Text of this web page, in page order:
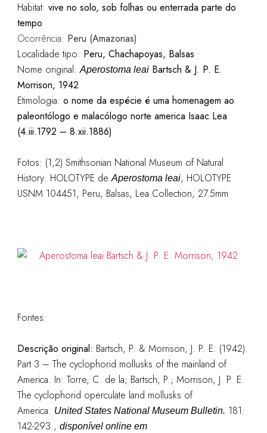
Habitat: vive no solo, sob folhas ou enterrada parte do
tempo
Ocorrência: Peru (Amazonas)
Localidade tipo: Peru, Chachapoyas, Balsas
Nome original:Aperostoma leaiBartsch & J. P. E.
Morrison, 1942
Etimologia: o nome da espécie é uma homenagem ao
paleontólogo e malacólogo norte america Isaac Lea
(4.iii.1792 – 8.xii.1886)
Fotos: (1,2) Smithsonian National Museum of Natural
History: HOLOTYPE deAperostoma leai, HOLOTYPE
USNM 104451, Peru, Balsas, Lea Collection, 27.5mm
Fontes:
Descrição original: Bartsch, P. & Morrison, J. P. E. (1942).
Part 3 – The cyclophorid mollusks of the mainland of
America. In: Torre, C. de la; Bartsch, P.; Morrison, J. P. E.
The cyclophorid operculate land mollusks of
America. United States National Museum Bulletin. 181:
142-293., disponível online em